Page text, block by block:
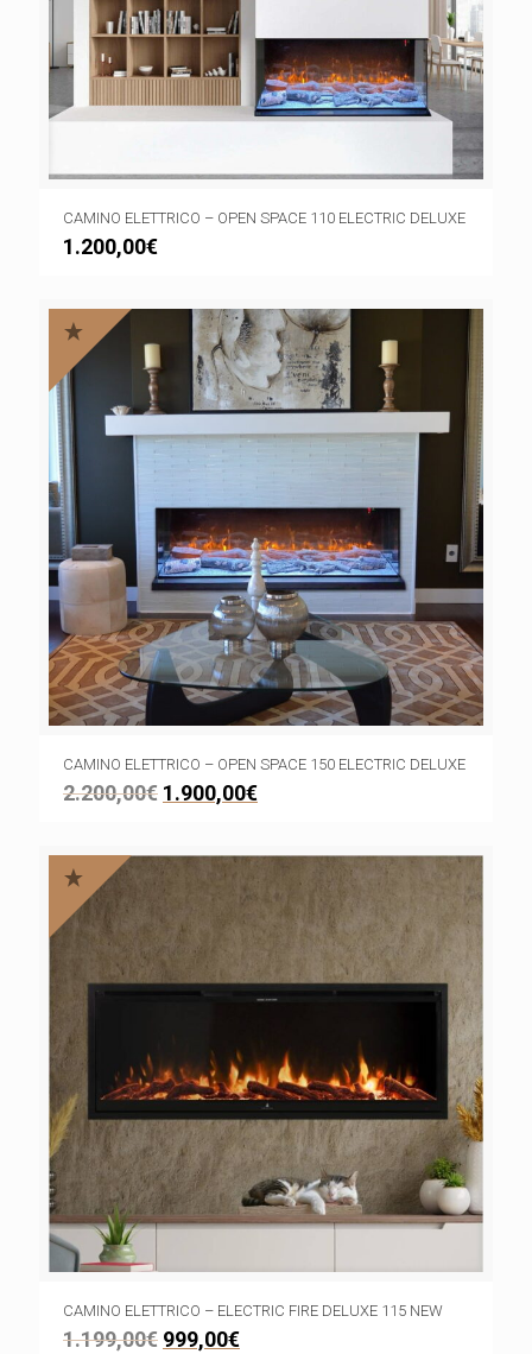
CAMINO ELETTRICO – OPEN SPACE 110 ELECTRIC DELUXE
1.200,00€
CAMINO ELETTRICO – OPEN SPACE 150 ELECTRIC DELUXE
2.200,00€ 1.900,00€
CAMINO ELETTRICO – ELECTRIC FIRE DELUXE 115 NEW
1.199,00€ 999,00€